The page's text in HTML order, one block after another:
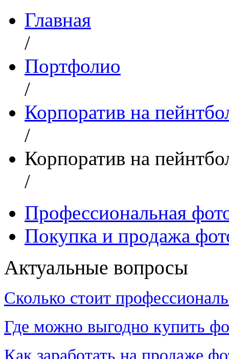
Главная
/
Портфолио
/
Корпоратив на
/
Корпоратив на
/
Профессиональная
Покупка и продажа
Актуальные вопросы
Сколько стоит
Где можно выгодно купить
Как заработать на продаже